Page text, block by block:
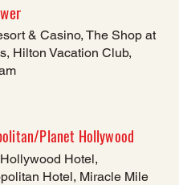
& Casino, The Shop at
Hilton Vacation Club,
Planet Hollywood
Hotel,
Hotel, Miracle Mile